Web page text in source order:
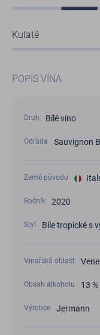
Kulaté
POPIS VÍNA
Druh Bílé víno
Odrůda Sauvignon
Země původu
Ročník 2020
Styl Bíle tropické s
Vinařská oblast
Obsah alkoholu 13 %
Výrobce Jermann